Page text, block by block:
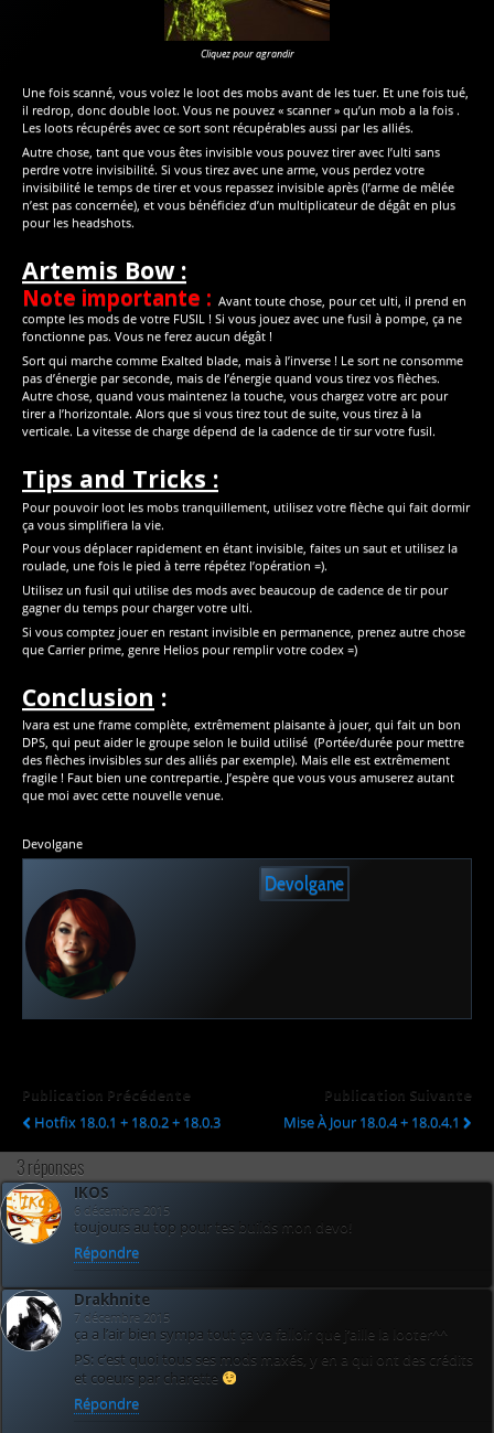
Cliquez pour agrandir
Une fois scanné, vous volez le loot des mobs avant de les tuer. Et une fois tué,
il redrop, donc double loot. Vous ne pouvez « scanner » qu’un mob a la fois .
Les loots récupérés avec ce sort sont récupérables aussi par les alliés.
Autre chose, tant que vous êtes invisible vous pouvez tirer avec l’ulti sans
perdre votre invisibilité. Si vous tirez avec une arme, vous perdez votre
invisibilité le temps de tirer et vous repassez invisible après (l’arme de mêlée
n’est pas concernée), et vous bénéficiez d’un multiplicateur de dégât en plus
pour les headshots.
Artemis Bow :
Note importante : Avant toute chose, pour cet ulti, il prend en
compte les mods de votre FUSIL ! Si vous jouez avec une fusil à pompe, ça ne
fonctionne pas. Vous ne ferez aucun dégât !
Sort qui marche comme Exalted blade, mais à l’inverse ! Le sort ne consomme
pas d’énergie par seconde, mais de l’énergie quand vous tirez vos flèches.
Autre chose, quand vous maintenez la touche, vous chargez votre arc pour
tirer a l’horizontale. Alors que si vous tirez tout de suite, vous tirez à la
verticale. La vitesse de charge dépend de la cadence de tir sur votre fusil.
Tips and Tricks :
Pour pouvoir loot les mobs tranquillement, utilisez votre flèche qui fait dormir
ça vous simplifiera la vie.
Pour vous déplacer rapidement en étant invisible, faites un saut et utilisez la
roulade, une fois le pied à terre répétez l’opération =).
Utilisez un fusil qui utilise des mods avec beaucoup de cadence de tir pour
gagner du temps pour charger votre ulti.
Si vous comptez jouer en restant invisible en permanence, prenez autre chose
que Carrier prime, genre Helios pour remplir votre codex =)
Conclusion :
Ivara est une frame complète, extrêmement plaisante à jouer, qui fait un bon
DPS, qui peut aider le groupe selon le build utilisé (Portée/durée pour mettre
des flèches invisibles sur des alliés par exemple). Mais elle est extrêmement
fragile ! Faut bien une contrepartie. J’espère que vous vous amuserez autant
que moi avec cette nouvelle venue.
Devolgane
Devolgane
Publication Précédente
Hotfix 18.0.1 + 18.0.2 + 18.0.3
Publication Suivante
Mise À Jour 18.0.4 + 18.0.4.1
3 réponses
IKOS
6 décembre 2015
toujours au top pour tes builds mon devo!
Répondre
Drakhnite
7 décembre 2015
ça a l’air bien sympa tout ça va falloir que j’aille la looter^^
PS: c’est quoi tous ses mods maxés, y en a qui ont des crédits
et coeurs par charette
Répondre